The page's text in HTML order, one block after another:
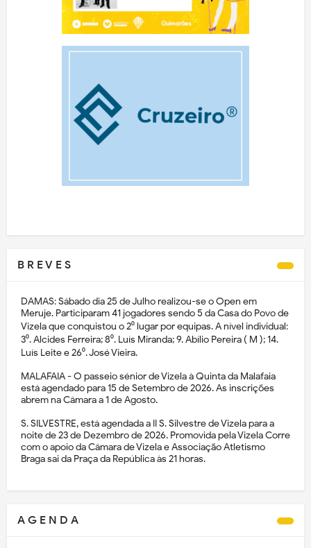
B R E V E S
DAMAS: Sábado dia 25 de Julho realizou-se o Open em
Meruje. Participaram 41 jogadores sendo 5 da Casa do Povo de
Vizela que conquistou o 2⁰ lugar por equipas. A nível individual:
3⁰. Alcides Ferreira; 8⁰. Luís Miranda; 9. Abílio Pereira ( M ); 14.
Luís Leite e 26⁰. José Vieira.
MALAFAIA - O passeio sénior de Vizela à Quinta da Malafaia
está agendado para 15 de Setembro de 2026. As inscrições
abrem na Câmara a 1 de Agosto.
S. SILVESTRE, está agendada a II S. Silvestre de Vizela para a
noite de 23 de Dezembro de 2026. Promovida pela Vizela Corre
com o apoio da Câmara de Vizela e Associação Atletismo
Braga sai da Praça da República às 21 horas.
A G E N D A